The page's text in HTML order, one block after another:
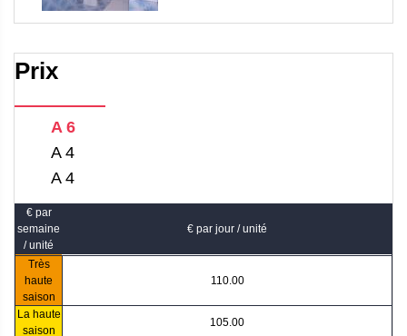
Prix
A 6
A 4
A 4
€ par
semaine
/ unité
€ par jour / unité
Très
haute
saison
110.00
La haute
saison
105.00